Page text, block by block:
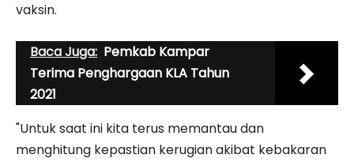
vaksin.
Baca Juga: Pemkab Kampar
Terima Penghargaan KLA Tahun
2021
"Untuk saat ini kita terus memantau dan
menghitung kepastian kerugian akibat kebakaran